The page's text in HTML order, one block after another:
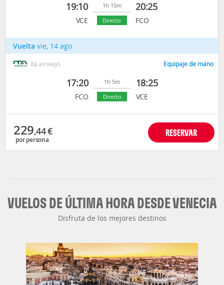
19:10
VCE
1h 15m
Directo
20:25
FCO
Vuelta vie, 14 ago
Ita airways Equipaje de mano
17:20
FCO
1h 5m
Directo
18:25
VCE
229,44€
por persona
RESERVAR
VUELOS DE ÚLTIMA HORA DESDE VENECIA
Disfruta de los mejores destinos